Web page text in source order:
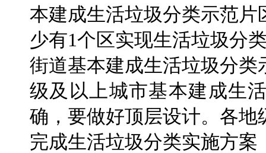
本建成生活垃圾分类示范片
少有1个区实现生活垃圾分
街道基本建成生活垃圾分类
级及以上城市基本建成生
确，要做好顶层设计。各地
完成生活垃圾分类实施方